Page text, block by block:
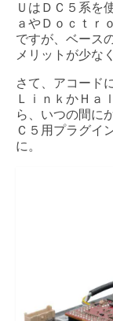
ＵはＤＣ５系を
ａやＤｏｃｔｒ
ですが、ベース
メリットが少な
さて、アコード
ＬｉｎｋかＨａ
ら、いつの間に
Ｃ５用プラグイ
に。